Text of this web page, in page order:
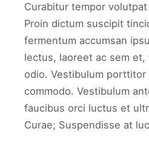
Curabitur tempor
Proin dictum suscipit
fermentum accumsan
lectus, laoreet ac sem et,
odio. Vestibulum
commodo. Vestibulum
faucibus orci luctus et
Curae; Suspendisse at